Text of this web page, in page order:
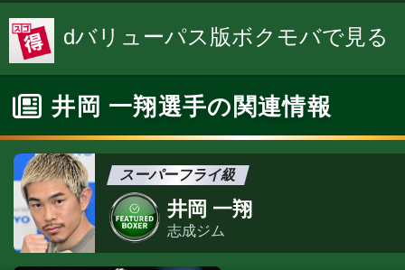
dバリューパス版ボクモバで見る
井岡 一翔選手の関連情報
スーパーフライ級
井岡 一翔
志成ジム